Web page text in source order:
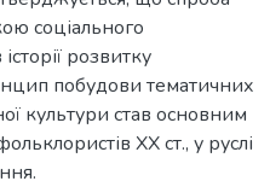
соціального
розвитку
побудови тематичних
культури став основним
ХХ ст., у руслі